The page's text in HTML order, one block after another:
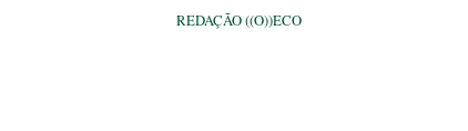
REDAÇÃO ((O))ECO